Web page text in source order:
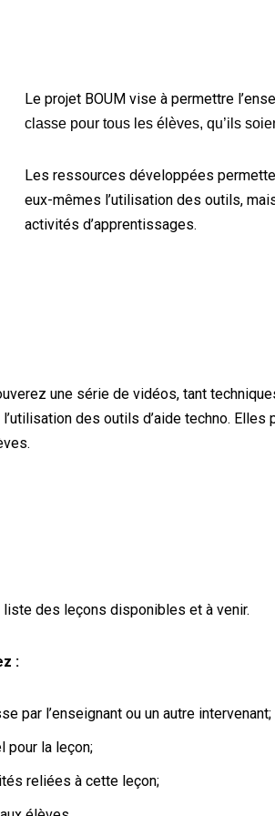
Le projet BOUM vise à permettre
classe pour tous les élèves, qu’ils
Les ressources développées
eux-mêmes l’utilisation des outils,
activités d’apprentissages.
une série de vidéos, tant
des outils d’aide techno.
liste des leçons disponibles et à venir.
:
par l’enseignant ou un autre intervenant;
pour la leçon;
reliées à cette leçon;